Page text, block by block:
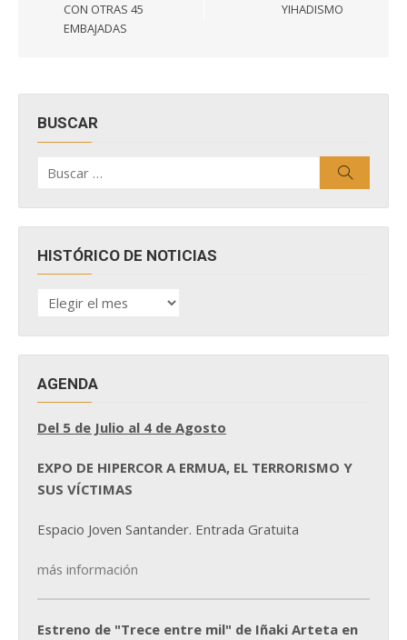
CON OTRAS 45
EMBAJADAS
YIHADISMO
BUSCAR
por:
HISTÓRICO DE NOTICIAS
HISTÓRICO
DE
AGENDA
Del 5 de Julio al 4 de Agosto
EXPO DE HIPERCOR A ERMUA, EL TERRORISMO Y
SUS VÍCTIMAS
Espacio Joven Santander. Entrada Gratuita
más información
Estreno de "Trece entre mil" de Iñaki Arteta en